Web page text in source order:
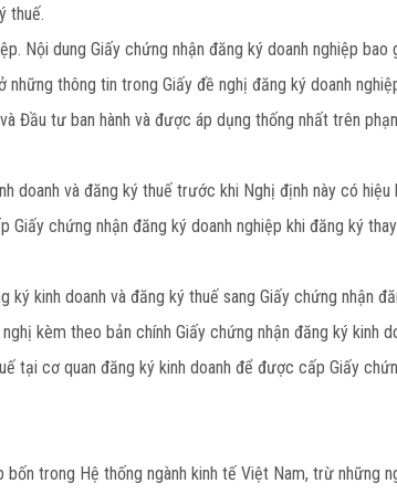
thuế.
Nội dung Giấy chứng nhận đăng ký doanh nghiệp bao
thông tin trong Giấy đề nghị đăng ký doanh
Đầu tư ban hành và được áp dụng thống nhất trên
doanh và đăng ký thuế trước khi Nghị định này có hiệu
chứng nhận đăng ký doanh nghiệp khi đăng ký
kinh doanh và đăng ký thuế sang Giấy chứng nhận
kèm theo bản chính Giấy chứng nhận đăng ký kinh
tại cơ quan đăng ký kinh doanh để được cấp Giấy
trong Hệ thống ngành kinh tế Việt Nam, trừ những